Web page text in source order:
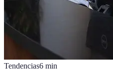
Tendencias6 min